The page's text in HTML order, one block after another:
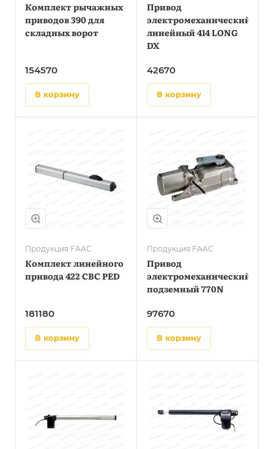
Комплект рычажных
приводов 390 для
складных ворот
154570
в корзину
Привод
электромеханический
линейный 414 LONG
DX
42670
в корзину
Продукция FAAC
Комплект линейного
привода 422 CBC PED
181180
в корзину
Продукция FAAC
Привод
электромеханический
подземный 770N
97670
в корзину